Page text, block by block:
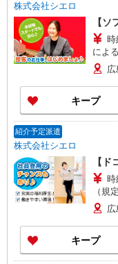
株式会社シエロ
【
によ
月 ※
゜+゜
10万円支給(規
ティブ支給(規
程有
キープ
紹介予定派遣
株式会社シエロ
【ド
（規定あり） ゜+
+゜ 入
頂くと,
い・
+゜・
キープ